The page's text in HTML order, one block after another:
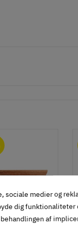
kantet
sociale medier og
dig funktionaliteter
af